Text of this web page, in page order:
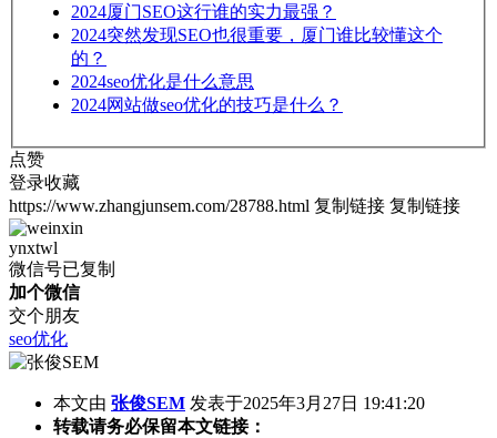
2024厦门SEO这行谁的实力最强？
2024突然发现SEO也很重要，厦门谁比较懂这个
的？
2024seo优化是什么意思
2024网站做seo优化的技巧是什么？
点赞
登录收藏
https://www.zhangjunsem.com/28788.html 复制链接 复制链接
ynxtwl
微信号已复制
加个微信
交个朋友
seo优化
本文由 张俊SEM 发表于2025年3月27日 19:41:20
转载请务必保留本文链接：